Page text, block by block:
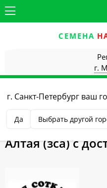
СЕМЕНА
г.
г. Санкт-Петербург ваш
Да Выбрать другой
Купить семена
Купить семена
Алтая (зса) с